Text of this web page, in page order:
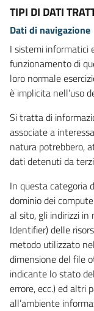
TIPI DI DATI
Dati di navigazione
I sistemi informatici
funzionamento di
loro normale
è implicita nell’uso
Si tratta di
associate a
natura potrebbero,
dati detenuti da
In questa categoria
dominio dei
al sito, gli indirizzi in
Identifier) delle
metodo utilizzato
dimensione del file
indicante lo stato
errore, ecc.) ed altri
all’ambiente